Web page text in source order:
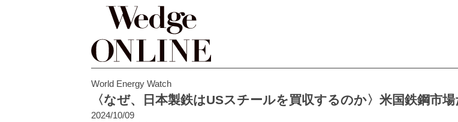
World Energy Watch
〈なぜ、日本製鉄はUSスチールを買収するのか〉米国鉄鋼市
2024/10/09